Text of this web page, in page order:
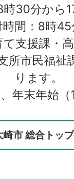
時30分から
間：8時
支援課・
所市民福祉
ります。
年末年始
崎市 総合トッ